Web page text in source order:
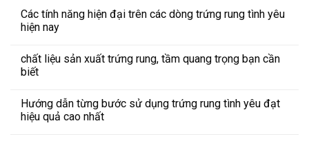
Các tính năng hiện đại trên các dòng trứng rung tình yêu
hiện nay
chất liệu sản xuất trứng rung, tầm quang trọng bạn cần
biết
Hướng dẫn từng bước sử dụng trứng rung tình yêu đạt
hiệu quả cao nhất